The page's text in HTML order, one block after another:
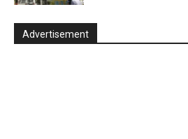
Advertisement